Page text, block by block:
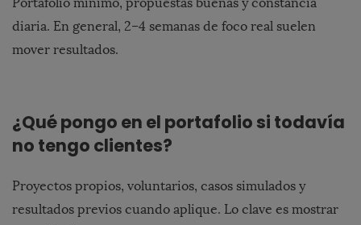
diaria. En general, 2–4 semanas de foco real suelen
mover resultados.
¿Qué pongo en el portafolio si todavía
no tengo clientes?
Proyectos propios, voluntarios, casos simulados y
resultados previos cuando aplique. Lo clave es mostrar